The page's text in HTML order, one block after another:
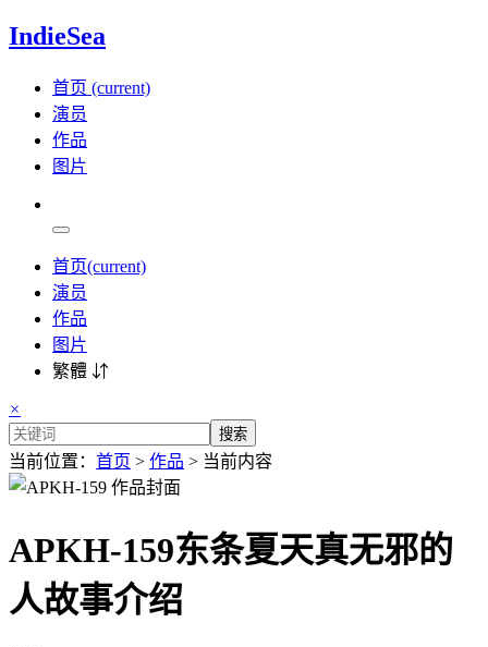
IndieSea
首页 (current)
演员
作品
图片
首页(current)
演员
作品
图片
繁體 ⇵
×
搜索
当前位置： 首页 > 作品 > 当前内容
APKH-159东条夏天真无邪的
人故事介绍